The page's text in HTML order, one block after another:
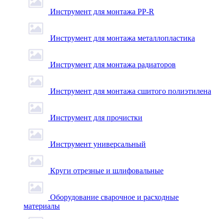
Инструмент для монтажа PP-R
Инструмент для монтажа металлопластика
Инструмент для монтажа радиаторов
Инструмент для монтажа сшитого полиэтилена
Инструмент для прочистки
Инструмент универсальный
Круги отрезные и шлифовальные
Оборудование сварочное и расходные
материалы